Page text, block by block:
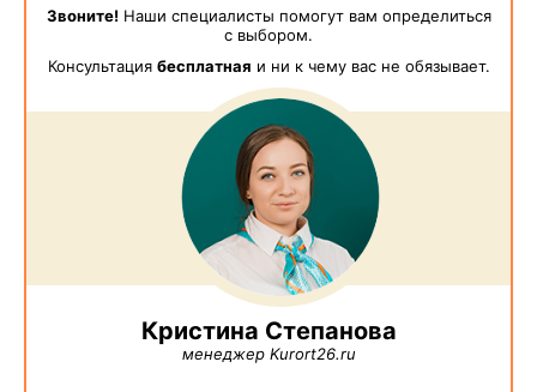
Звоните!Наши специалисты помогут вам определиться
с выбором.
Консультация бесплатная и ни к чему вас не обязывает.
Кристина Степанова
менеджер Kurort26.ru